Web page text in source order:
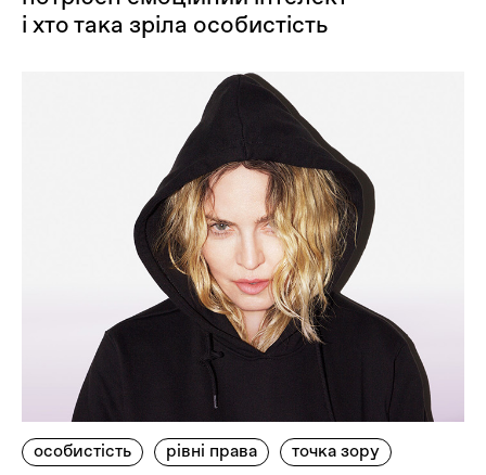
і хто така зріла особистість
особистість рівні права точка зору